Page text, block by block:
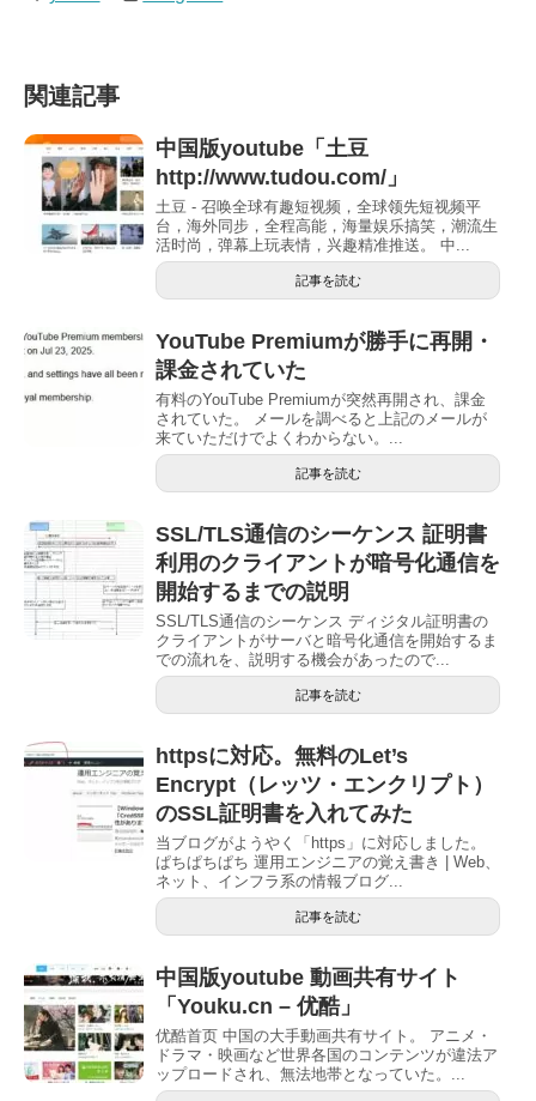
関連記事
中国版youtube「土豆
http://www.tudou.com/」
土豆 - 召唤全球有趣短视频，全球领先短视频平
台，海外同步，全程高能，海量娱乐搞笑，潮流生
活时尚，弹幕上玩表情，兴趣精准推送。 中...
記事を読む
YouTube Premiumが勝手に再開・
課金されていた
有料のYouTube Premiumが突然再開され、課金
されていた。 メールを調べると上記のメールが
来ていただけでよくわからない。...
記事を読む
SSL/TLS通信のシーケンス 証明書
利用のクライアントが暗号化通信を
開始するまでの説明
SSL/TLS通信のシーケンス ディジタル証明書の
クライアントがサーバと暗号化通信を開始するま
での流れを、説明する機会があったので...
記事を読む
httpsに対応。無料のLet’s
Encrypt（レッツ・エンクリプト）
のSSL証明書を入れてみた
当ブログがようやく「https」に対応しました。
ぱちぱちぱち 運用エンジニアの覚え書き | Web、
ネット、インフラ系の情報ブログ...
記事を読む
中国版youtube 動画共有サイト
「Youku.cn – 优酷」
优酷首页 中国の大手動画共有サイト。 アニメ・
ドラマ・映画など世界各国のコンテンツが違法ア
ップロードされ、無法地帯となっていた。...